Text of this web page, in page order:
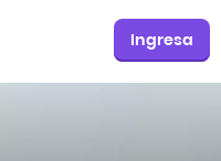
Ingresa